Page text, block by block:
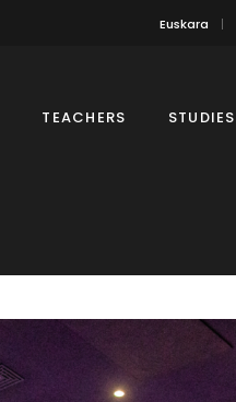
Euskara
TEACHERS STUDIES